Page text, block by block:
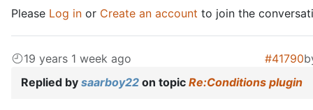
Please Log in or Create an account to join the
19 years 1 week ago #41790
Replied by saarboy22 on topic Re:Conditions plugin